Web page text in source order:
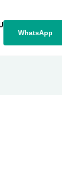
WhatsApp